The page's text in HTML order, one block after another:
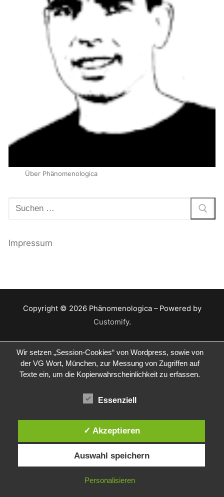
Über Phänomenologica
Suchen
nach:
Impressum
Copyright © 2026 Phänomenologica – Powered by
Customify.
Wir setzen „Session-Cookies“ von Wordpress, sowie von
der VG Wort, München, zur Messung von Zugriffen auf
Texte ein, um die Kopierwahrscheinlichkeit zu erfassen.
Essenziell
✓ Akzeptieren
Auswahl speichern
Personalisieren